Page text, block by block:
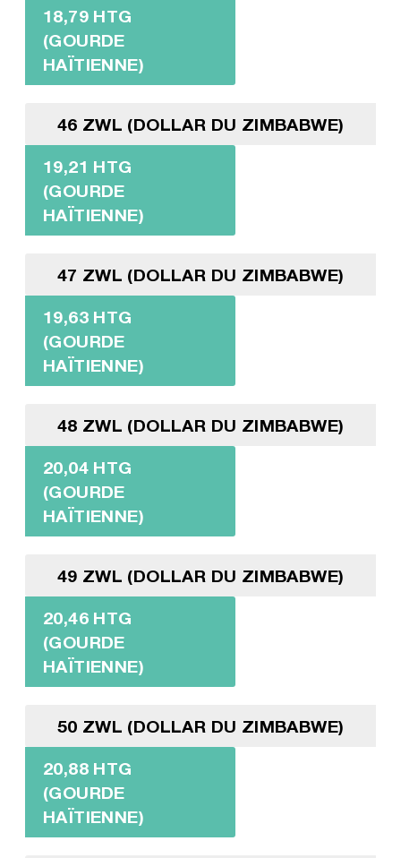
18,79 HTG
(GOURDE
HAÏTIENNE)
46 ZWL (DOLLAR DU ZIMBABWE)
19,21 HTG
(GOURDE
HAÏTIENNE)
47 ZWL (DOLLAR DU ZIMBABWE)
19,63 HTG
(GOURDE
HAÏTIENNE)
48 ZWL (DOLLAR DU ZIMBABWE)
20,04 HTG
(GOURDE
HAÏTIENNE)
49 ZWL (DOLLAR DU ZIMBABWE)
20,46 HTG
(GOURDE
HAÏTIENNE)
50 ZWL (DOLLAR DU ZIMBABWE)
20,88 HTG
(GOURDE
HAÏTIENNE)